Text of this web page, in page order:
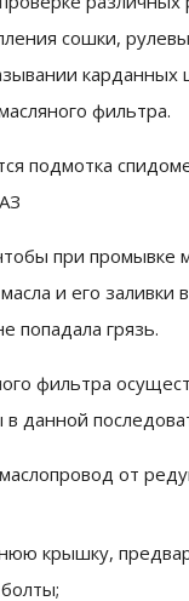
сошки,
карданных
фильтра.
подмотка
при промывке
и его заливки
попадала грязь.
фильтра
данной
от
крышку,